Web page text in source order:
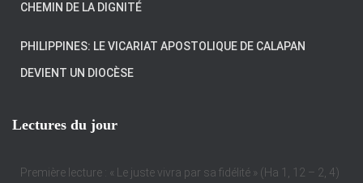
CHEMIN DE LA DIGNITÉ
PHILIPPINES: LE VICARIAT APOSTOLIQUE DE CALAPAN
DEVIENT UN DIOCÈSE
Lectures du jour
Première lecture : « Le juste vivra par sa fidélité » (Ha 1, 12 – 2, 4)